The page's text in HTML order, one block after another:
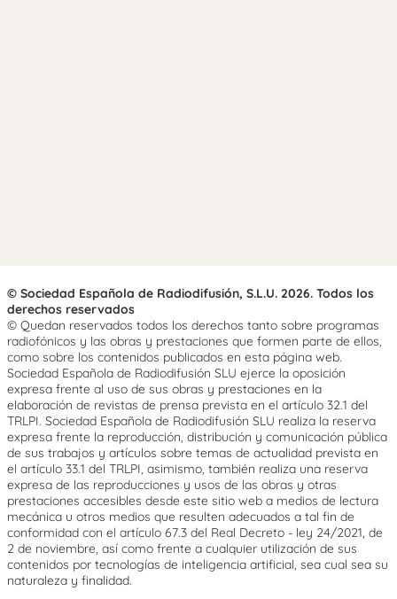
© Sociedad Española de Radiodifusión, S.L.U. 2026. Todos los
derechos reservados
© Quedan reservados todos los derechos tanto sobre programas
radiofónicos y las obras y prestaciones que formen parte de ellos,
como sobre los contenidos publicados en esta página web.
Sociedad Española de Radiodifusión SLU ejerce la oposición
expresa frente al uso de sus obras y prestaciones en la
elaboración de revistas de prensa prevista en el artículo 32.1 del
TRLPI. Sociedad Española de Radiodifusión SLU realiza la reserva
expresa frente la reproducción, distribución y comunicación pública
de sus trabajos y artículos sobre temas de actualidad prevista en
el artículo 33.1 del TRLPI, asimismo, también realiza una reserva
expresa de las reproducciones y usos de las obras y otras
prestaciones accesibles desde este sitio web a medios de lectura
mecánica u otros medios que resulten adecuados a tal fin de
conformidad con el artículo 67.3 del Real Decreto - ley 24/2021, de
2 de noviembre, así como frente a cualquier utilización de sus
contenidos por tecnologías de inteligencia artificial, sea cual sea su
naturaleza y finalidad.